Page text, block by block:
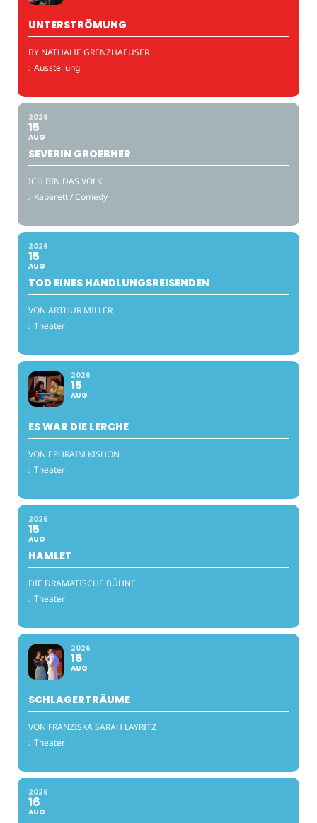
UNTERSTRÖMUNG
BY NATHALIE GRENZHAEUSER
: Ausstellung
2026
15
AUG
SEVERIN GROEBNER
ICH BIN DAS VOLK
: Kabarett / Comedy
2026
15
AUG
TOD EINES HANDLUNGSREISENDEN
VON ARTHUR MILLER
: Theater
2026
15
AUG
ES WAR DIE LERCHE
VON EPHRAIM KISHON
: Theater
2026
15
AUG
HAMLET
DIE DRAMATISCHE BÜHNE
: Theater
2026
16
AUG
SCHLAGERTRÄUME
VON FRANZISKA SARAH LAYRITZ
: Theater
2026
16
AUG